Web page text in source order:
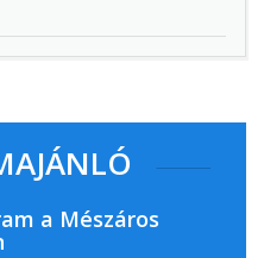
a Mészáros